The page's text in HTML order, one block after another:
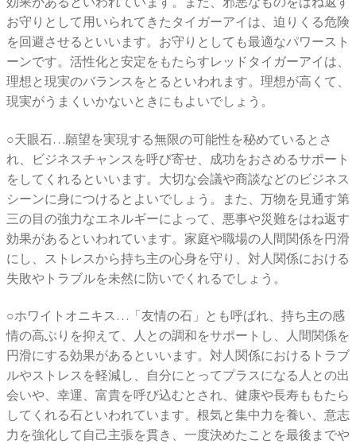
お守りとして用いられてきたタイガーアイは、迫りくる危険
を回避させるといいます。お守りとしても最適なパワースト
ーンです。活性化と安定をもたらすレッドタイガーアイは、
理想と現実のバランスをとるといわれます。理想が高くて、
現実がうまくいかないときにもよいでしょう。
○天眼石…願望を実現する無限の可能性を秘めているとさ
れ、ビジネスチャンスを呼び寄せ、成功をおさめるサポート
をしてくれるといいます。大切な会議や商談などのビジネス
シーンに身につけるとよいでしょう。また、万物を見通す第
三の目の強力なエネルギーによって、悪事や災難をはね返す
効果があるといわれています。家庭や職場の人間関係を円滑
にし、ストレスから持ち主の心身を守り、対人関係における
失敗やトラブルを未然に防いでくれるでしょう。
○ホワイトオニキス…「友情の石」とも呼ばれ、持ち主の感
情の高ぶりを抑えて、人との調和をサポートし、人間関係を
円滑にする効果があるといいます。対人関係におけるトラブ
ルやストレスを軽減し、自分にとってプラスになる人との出
会いや、幸運、富貴を呼び込むとされ、健康や長寿ももたら
してくれる石といわれています。根気と集中力を養い、意志
力を強化して自己主張を貫き、一度決めたことを最後までや